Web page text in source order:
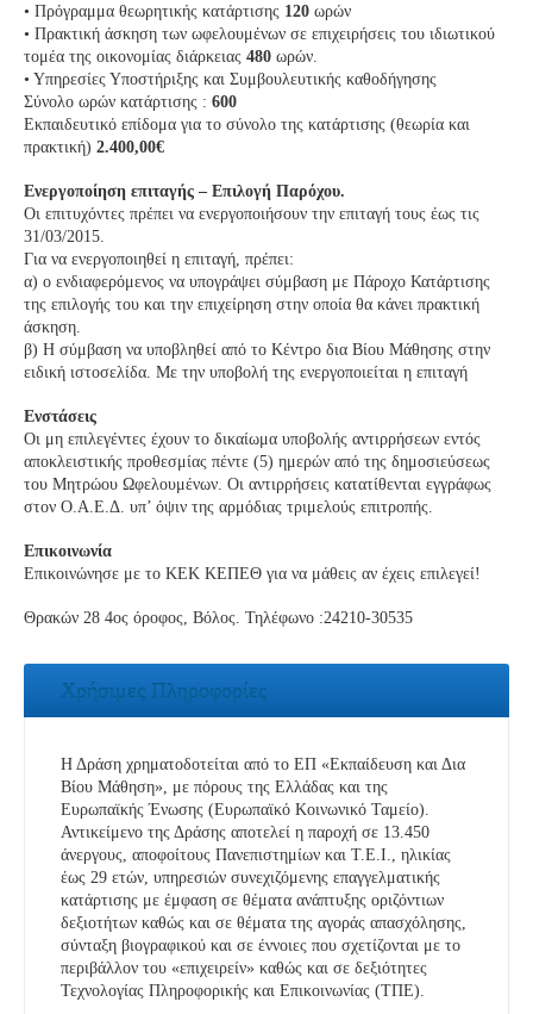
• Πρόγραμμα θεωρητικής κατάρτισης 120 ωρών
• Πρακτική άσκηση των ωφελουμένων σε επιχειρήσεις του ιδιωτικού
τομέα της οικονομίας διάρκειας 480 ωρών.
• Υπηρεσίες Υποστήριξης και Συμβουλευτικής καθοδήγησης
Σύνολο ωρών κατάρτισης : 600
Εκπαιδευτικό επίδομα για το σύνολο της κατάρτισης (θεωρία και
πρακτική) 2.400,00€
Ενεργοποίηση επιταγής – Επιλογή Παρόχου.
Οι επιτυχόντες πρέπει να ενεργοποιήσουν την επιταγή τους έως τις
31/03/2015.
Για να ενεργοποιηθεί η επιταγή, πρέπει:
α) ο ενδιαφερόμενος να υπογράψει σύμβαση με Πάροχο Κατάρτισης
της επιλογής του και την επιχείρηση στην οποία θα κάνει πρακτική
άσκηση.
β) Η σύμβαση να υποβληθεί από το Κέντρο δια Βίου Μάθησης στην
ειδική ιστοσελίδα. Με την υποβολή της ενεργοποιείται η επιταγή
Ενστάσεις
Οι μη επιλεγέντες έχουν το δικαίωμα υποβολής αντιρρήσεων εντός
αποκλειστικής προθεσμίας πέντε (5) ημερών από της δημοσιεύσεως
του Μητρώου Ωφελουμένων. Οι αντιρρήσεις κατατίθενται εγγράφως
στον Ο.Α.Ε.Δ. υπ’ όψιν της αρμόδιας τριμελούς επιτροπής.
Επικοινωνία
Επικοινώνησε με το ΚΕΚ ΚΕΠΕΘ για να μάθεις αν έχεις επιλεγεί!
Θρακών 28 4ος όροφος, Βόλος. Τηλέφωνο :24210-30535
Χρήσιμες Πληροφορίες
Η Δράση χρηματοδοτείται από το ΕΠ «Εκπαίδευση και Δια
Βίου Μάθηση», με πόρους της Ελλάδας και της
Ευρωπαϊκής Ένωσης (Ευρωπαϊκό Κοινωνικό Ταμείο).
Αντικείμενο της Δράσης αποτελεί η παροχή σε 13.450
άνεργους, αποφοίτους Πανεπιστημίων και Τ.Ε.Ι., ηλικίας
έως 29 ετών, υπηρεσιών συνεχιζόμενης επαγγελματικής
κατάρτισης με έμφαση σε θέματα ανάπτυξης οριζόντιων
δεξιοτήτων καθώς και σε θέματα της αγοράς απασχόλησης,
σύνταξη βιογραφικού και σε έννοιες που σχετίζονται με το
περιβάλλον του «επιχειρείν» καθώς και σε δεξιότητες
Τεχνολογίας Πληροφορικής και Επικοινωνίας (ΤΠΕ).